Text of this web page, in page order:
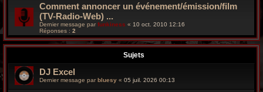
y
Comment annoncer un événement/émission/film
(TV-Radio-Web) ...
Dernier message par funkiness « 10 oct. 2010 12:16
Réponses : 2
Sujets
DJ Excel
Dernier message parbluesy « 05 juil. 2026 00:13